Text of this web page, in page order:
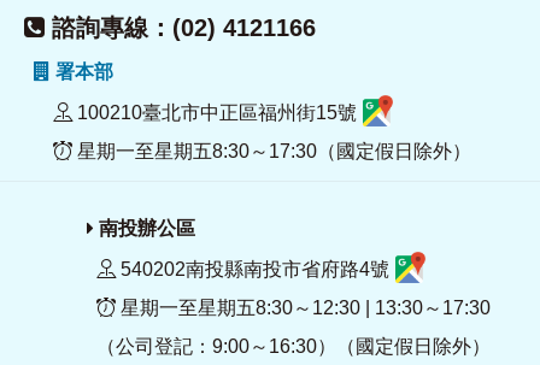
諮詢專線：(02) 4121166
署本部
100210臺北市中正區福州街15號
星期一至星期五8:30～17:30（國定假日除外）
南投辦公區
540202南投縣南投市省府路4號
星期一至星期五8:30～12:30 | 13:30～17:30
（公司登記：9:00～16:30）（國定假日除外）